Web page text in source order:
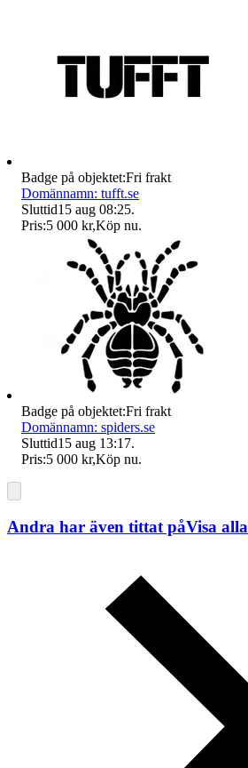
Badge på objektet:Fri frakt
Domännamn: tufft.se
Sluttid15 aug 08:25.
Pris:5 000 kr,Köp nu.
Badge på objektet:Fri frakt
Domännamn: spiders.se
Sluttid15 aug 13:17.
Pris:5 000 kr,Köp nu.
Andra har även tittat påVisa alla